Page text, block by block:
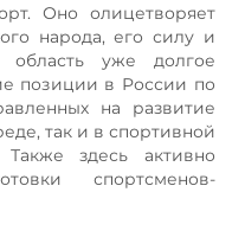
Оно олицетворяет
народа, его силу и
область уже долгое
позиции в России по
на развитие
так и в спортивной
здесь активно
спортсменов-